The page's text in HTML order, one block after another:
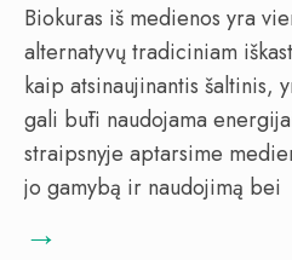
Biokuras iš medienos yra
alternatyvų tradiciniam
kaip atsinaujinantis
gali būti naudojama
straipsnyje aptarsime
jo gamybą ir naudojimą bei
→